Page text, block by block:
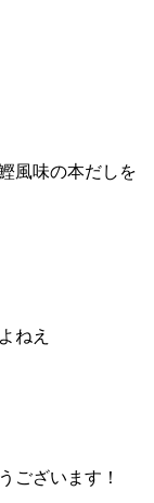
風味の本だしを
ねえ
ございます！